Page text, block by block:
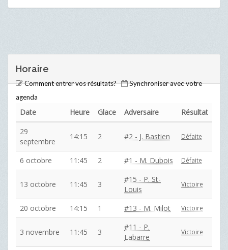
Horaire
Comment entrer vos résultats?
Synchroniser avec votre
agenda
Date Heure Glace Adversaire
Résultat
29
septembre
14:15 2 #2 - J. Bastien Défaite
6 octobre 11:45 2 #1 - M. Dubois Défaite
13 octobre 11:45 3
#15 - P. St-
Louis
Victoire
20 octobre 14:15 1 #13 - M. Milot Victoire
3 novembre 11:45 3
#11 - P.
Labarre
Victoire